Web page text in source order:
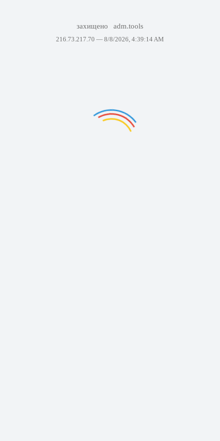
захищено adm.tools
216.73.217.70 — 8/8/2026, 4:39:14 AM